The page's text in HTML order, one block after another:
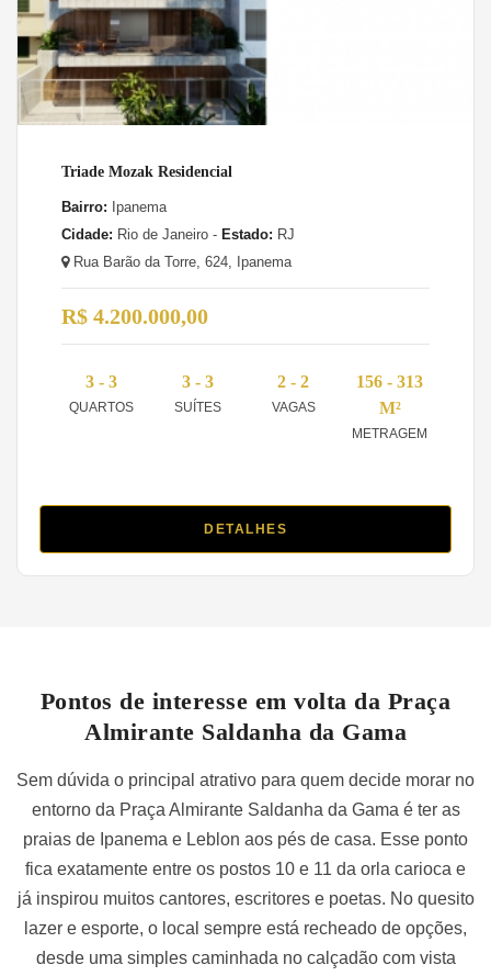
Triade Mozak Residencial
Bairro: Ipanema
Cidade: Rio de Janeiro - Estado: RJ
Rua Barão da Torre, 624, Ipanema
R$ 4.200.000,00
3 - 3
QUARTOS
3 - 3
SUÍTES
2 - 2
VAGAS
156 - 313
M²
METRAGEM
DETALHES
Pontos de interesse em volta da Praça
Almirante Saldanha da Gama
Sem dúvida o principal atrativo para quem decide morar no
entorno da Praça Almirante Saldanha da Gama é ter as
praias de Ipanema e Leblon aos pés de casa. Esse ponto
fica exatamente entre os postos 10 e 11 da orla carioca e
já inspirou muitos cantores, escritores e poetas. No quesito
lazer e esporte, o local sempre está recheado de opções,
desde uma simples caminhada no calçadão com vista